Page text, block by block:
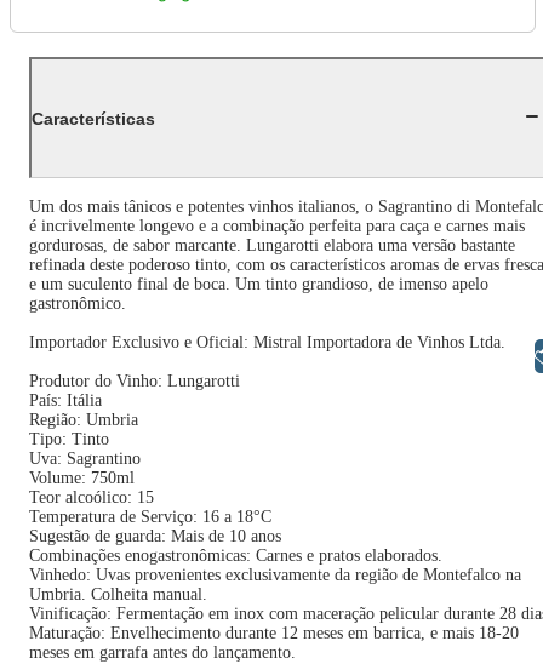
Características
Um dos mais tânicos e potentes vinhos italianos, o Sagrantino di
é incrivelmente longevo e a combinação perfeita para caça e carnes mais
gordurosas, de sabor marcante. Lungarotti elabora uma versão bastante
refinada deste poderoso tinto, com os característicos aromas de ervas
e um suculento final de boca. Um tinto grandioso, de imenso apelo
gastronômico.
Importador Exclusivo e Oficial: Mistral Importadora de Vinhos Ltda.
Produtor do Vinho: Lungarotti
País: Itália
Região: Umbria
Tipo: Tinto
Uva: Sagrantino
Volume: 750ml
Teor alcoólico: 15
Temperatura de Serviço: 16 a 18°C
Sugestão de guarda: Mais de 10 anos
Combinações enogastronômicas: Carnes e pratos elaborados.
Vinhedo: Uvas provenientes exclusivamente da região de Montefalco na
Umbria. Colheita manual.
Vinificação: Fermentação em inox com maceração pelicular durante 28
Maturação: Envelhecimento durante 12 meses em barrica, e mais 18-20
meses em garrafa antes do lançamento.